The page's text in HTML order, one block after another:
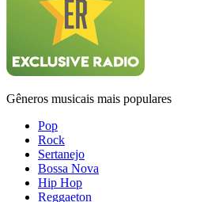
Gêneros musicais mais populares
Pop
Rock
Sertanejo
Bossa Nova
Hip Hop
Reggaeton